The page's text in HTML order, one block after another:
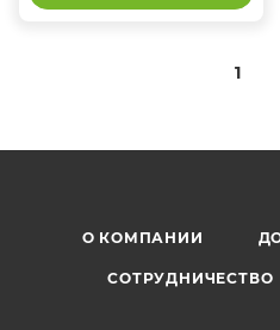
1
О КОМПАНИИ
СОТРУДНИЧЕСТВО